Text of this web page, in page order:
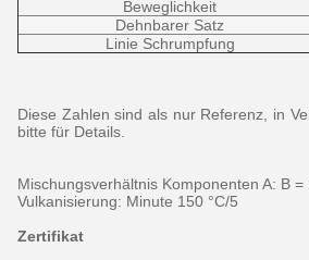
Beweglichkeit
Dehnbarer Satz
Linie Schrumpfung
Diese Zahlen sind als nur Referenz, in
bitte für Details.
Mischungsverhältnis Komponenten A: B =
Vulkanisierung: Minute 150 °C/5
Zertifikat